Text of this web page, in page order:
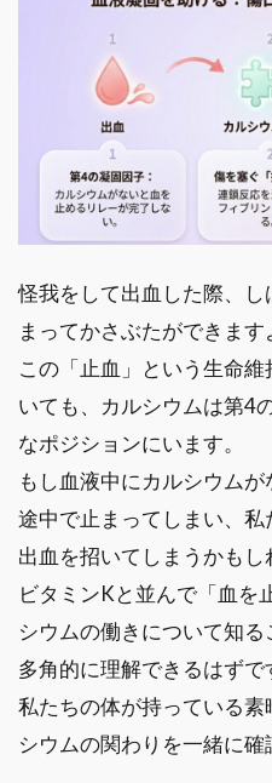
怪我をして出血した際、
まってかさぶたができます
この「止血」という生命
いても、カルシウムは第4
なポジションにいます。
もし血液中にカルシウム
途中で止まってしまい、
出血を招いてしまうかもし
ビタミンKと並んで「血を
シウムの働きについて知
多角的に理解できるはずで
私たちの体が持っている
シウムの関わりを一緒に